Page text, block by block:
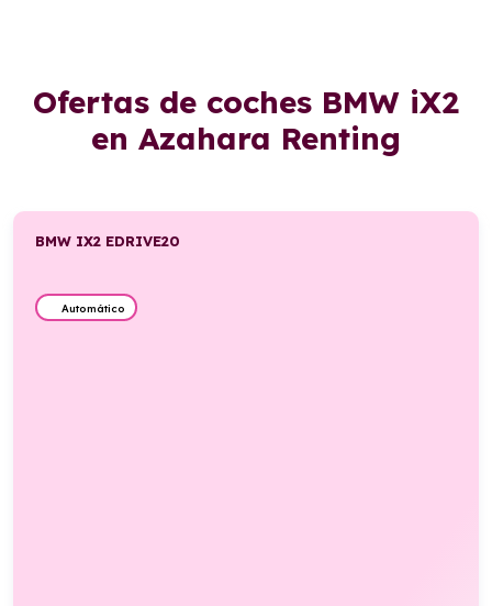
Ofertas de coches BMW iX2
en Azahara Renting
BMW IX2 EDRIVE20
Automático